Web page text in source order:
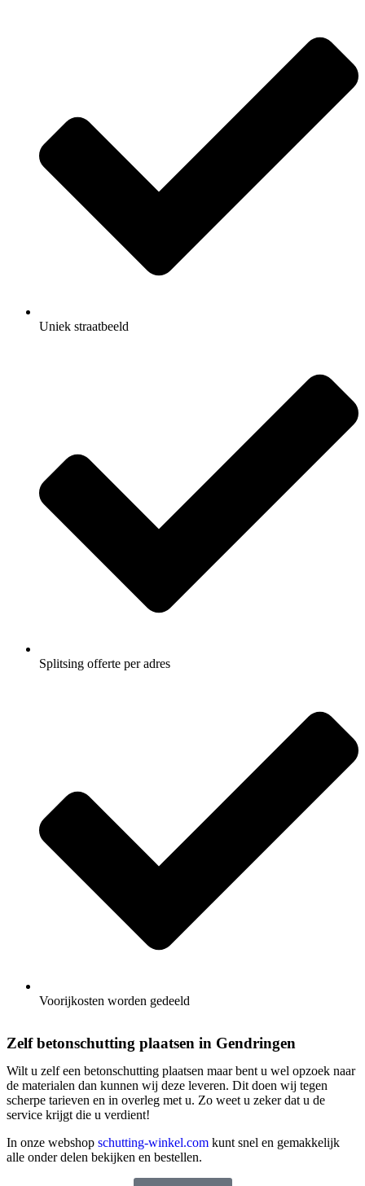
Uniek straatbeeld
Splitsing offerte per adres
Voorijkosten worden gedeeld
Zelf betonschutting plaatsen in Gendringen
Wilt u zelf een betonschutting plaatsen maar bent u wel opzoek naar
de materialen dan kunnen wij deze leveren. Dit doen wij tegen
scherpe tarieven en in overleg met u. Zo weet u zeker dat u de
service krijgt die u verdient!
In onze webshop schutting-winkel.com kunt snel en gemakkelijk
alle onder delen bekijken en bestellen.